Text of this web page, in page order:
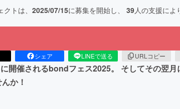
トは、 2025/07/15に募集を開始し、 39人の支援によ
シェア LINEで送る URLコピー
開催されるbondフェス2025。 そしてその翌
か！